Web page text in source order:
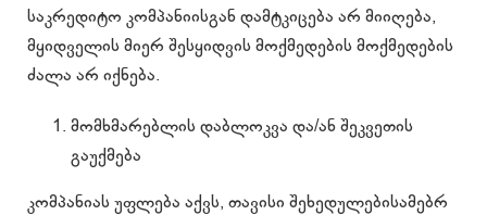
საკრედიტო კომპანიისგან დამტკიცება არ მიიღება,
მყიდველის მიერ შესყიდვის მოქმედების მოქმედების
ძალა არ იქნება.
მომხმარებლის დაბლოკვა და/ან შეკვეთის
გაუქმება
კომპანიას უფლება აქვს, თავისი შეხედულებისამებრ